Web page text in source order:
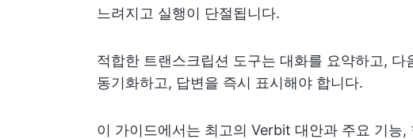
느려지고 실행이 단절됩니다.
적합한 트랜스크립션 도구는 대화를 요약하고,
동기화하고, 답변을 즉시 표시해야 합니다.
이 가이드에서는 최고의 Verbit 대안과 주요 기능